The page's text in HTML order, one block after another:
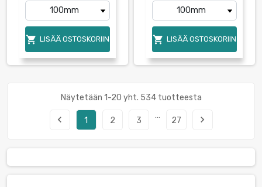
 LISÄÄ OSTOSKORIIN  LISÄÄ OSTOSKORIIN
Näytetään 1-20 yht. 534 tuotteesta
navigate_before 1 2 3
…
27 navigate_next